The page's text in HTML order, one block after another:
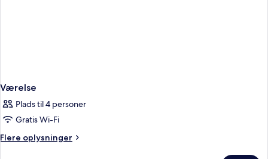
Værelse
Plads til 4 personer
Gratis Wi-Fi
Flere oplysninger
Flere